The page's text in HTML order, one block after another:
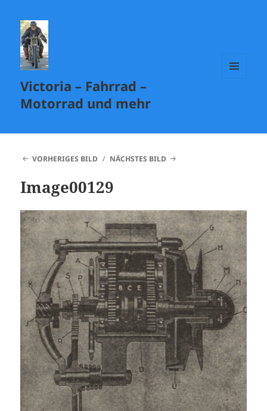
Victoria – Fahrrad –
Motorrad und mehr
VORHERIGES BILD NÄCHSTES BILD
Image00129